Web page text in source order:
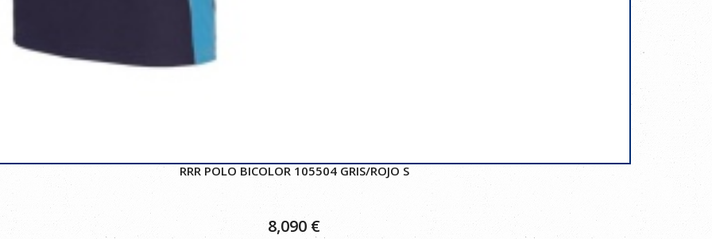
RRR POLO BICOLOR 105504 GRIS/ROJO S
8,090 €